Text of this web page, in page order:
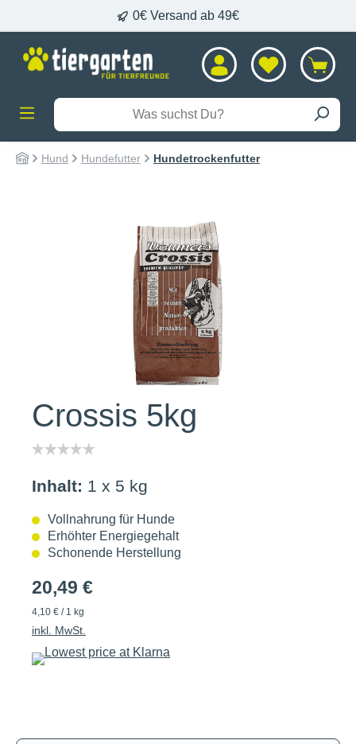
0€ Versand ab 49€
Hund Hundefutter Hundetrockenfutter
Crossis 5kg
Inhalt: 1 x 5 kg
Vollnahrung für Hunde
Erhöhter Energiegehalt
Schonende Herstellung
20,49 €
4,10 € / 1 kg
inkl. MwSt.